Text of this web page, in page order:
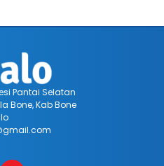
Pantai Selatan
Bone, Kab Bone